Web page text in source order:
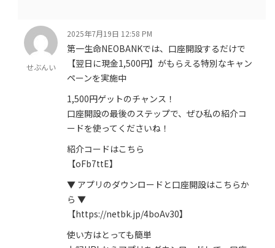
せぶんい
2025年7月19日 12:58 PM
第一生命NEOBANKでは、口座開設するだけで
【翌日に現金1,500円】がもらえる特別なキャン
ペーンを実施中
1,500円ゲットのチャンス！
口座開設の最後のステップで、ぜひ私の紹介コ
ードを使ってくださいね！
紹介コードはこちら
【oFb7ttE】
▼ アプリのダウンロードと口座開設はこちらか
ら ▼
【https://netbk.jp/4boAv30】
使い方はとっても簡単